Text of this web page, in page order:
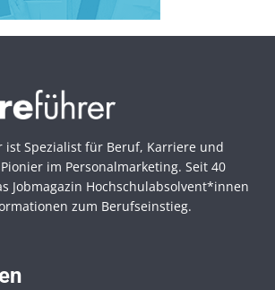
ist Spezialist für Beruf, Karriere und
im Personal­marketing. Seit 40
Jobmagazin Hochschul­absolvent*innen
zum Berufseinstieg.